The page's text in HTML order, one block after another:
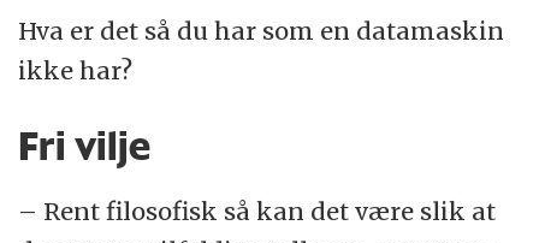
Hva er det så du har som en datamaskin
ikke har?
Fri vilje
– Rent filosofisk så kan det være slik at